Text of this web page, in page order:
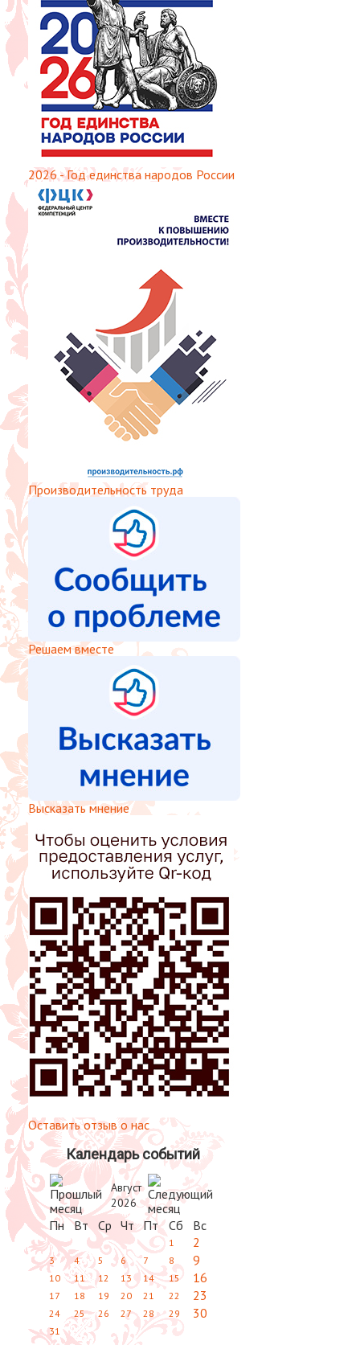
2026 - Год единства народов России
Производительность труда
Решаем вместе
Высказать мнение
Оставить отзыв о нас
Календарь событий
Август
2026
Пн Вт Ср Чт Пт Сб Вс
1 2
3 4 5 6 7 8 9
10 11 12 13 14 15 16
17 18 19 20 21 22 23
24 25 26 27 28 29 30
31